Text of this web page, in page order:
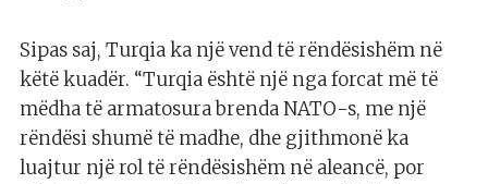
Sipas saj, Turqia ka një vend të rëndësishëm në
këtë kuadër. “Turqia është një nga forcat më të
mëdha të armatosura brenda NATO-s, me një
rëndësi shumë të madhe, dhe gjithmonë ka
luajtur një rol të rëndësishëm në aleancë, por